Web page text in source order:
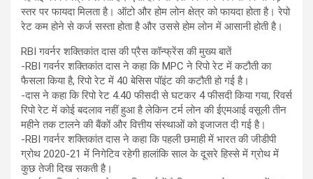
स्तर पर फायदा मिलता है। ऑटो और होम लोन क्षेत्र को फायदा होता है। रेपो
रेट कम होने से कर्ज सस्ता होता है और उससे होम लोन में आसानी होती है।
RBI गवर्नर शक्तिकांत दास की प्रैस कॉन्फ्रेंस की मुख्य बातें
-RBI गवर्नर शक्तिकांत दास ने कहा कि MPC ने रिपो रेट में कटौती का
फैसला किया है, रिपो रेट में 40 बेसिस पॉइंट की कटौती हो गई है।
-दास ने कहा कि रिपो रेट 4.40 फीसदी से घटकर 4 फीसदी किया गया, रिवर्स
रिपो रेट में कोई बदलाव नहीं हुआ है लेकिन टर्म लोन की ईएमआई वसूली तीन
महीने तक टालने की बैंकों और वित्तीय संस्थाओं को इजाजत दी गई है।
-RBI गवर्नर शक्तिकांत दास ने कहा कि पहली छमाही में भारत की जीडीपी
ग्रोथ 2020-21 में निगेटिव रहेगी हालांकि साल के दूसरे हिस्से में ग्रोथ में
कुछ तेजी दिख सकती है।